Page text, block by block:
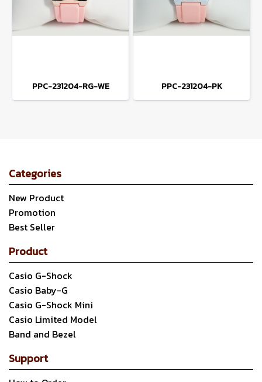
PPC-231204-RG-WE PPC-231204-PK
Categories
New Product
Promotion
Best Seller
Product
Casio G-Shock
Casio Baby-G
Casio G-Shock Mini
Casio Limited Model
Band and Bezel
Support